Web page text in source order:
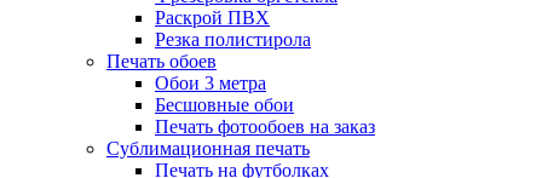
Раскрой ПВХ
Резка полистирола
Печать обоев
Обои 3 метра
Бесшовные обои
Печать фотообоев на заказ
Сублимационная печать
Печать на футболках